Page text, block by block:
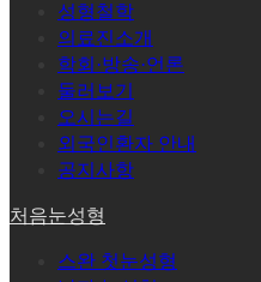
성형철학
의료진소개
학회·방송·언론
둘러보기
오시는길
외국인환자 안내
공지사항
처음눈성형
스완 첫눈성형